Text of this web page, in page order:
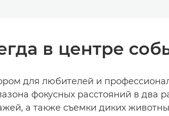
в центре
для любителей и
фокусных расстояний в два
а также съемки диких